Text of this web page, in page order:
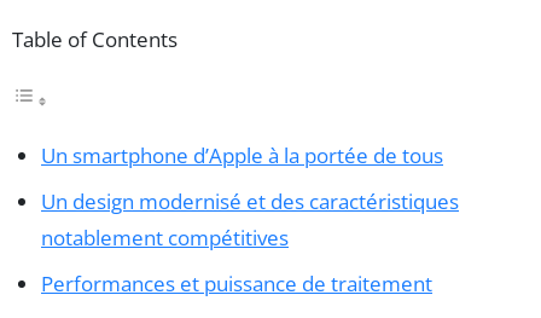
Table of Contents
Un smartphone d’Apple à la portée de tous
Un design modernisé et des caractéristiques
notablement compétitives
Performances et puissance de traitement